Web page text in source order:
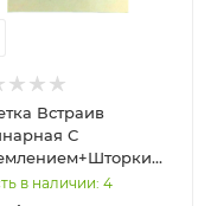
Встраив
С
IP20 16А 250В
Bylectrica
в наличии: 4